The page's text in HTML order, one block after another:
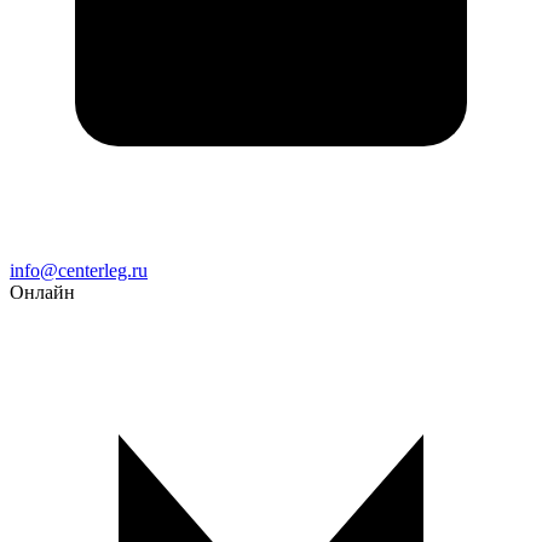
Email
info@centerleg.ru
Онлайн